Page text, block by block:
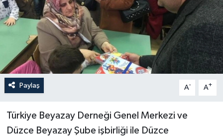
Paylaş A- A+
Türkiye Beyazay Derneği Genel Merkezi ve
Düzce Beyazay Şube işbirliği ile Düzce